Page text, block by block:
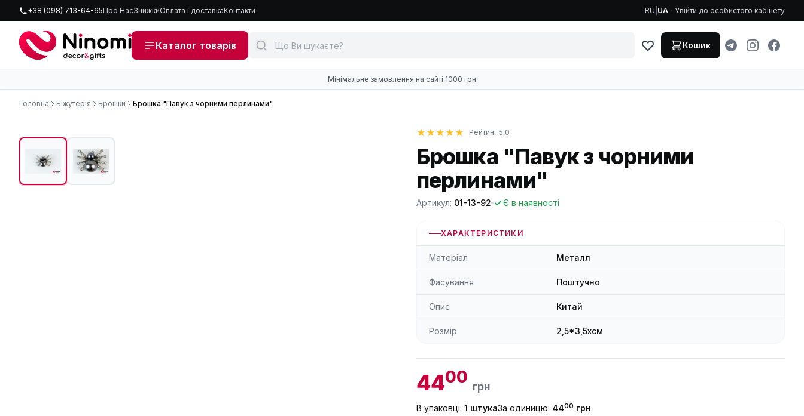
+38 (098) 713-64-65Про НасЗнижкиОплата і доставкаКонтакти RU UA · Увійти до особистого кабінету
Каталог товарів Кошик
Мінімальне замовлення на сайті 1000 грн
Головна Біжутерія Брошки Брошка "Павук з чорними перлинами"
Рейтинг 5.0
Брошка "Павук з чорними
перлинами"
Артикул: 01-13-92 Є в наявності
ХАРАКТЕРИСТИКИ
Матеріал Металл
Фасування Поштучно
Опис Китай
Розмір 2,5*3,5xсм
4400 грн
В упаковці: 1 штукаЗа одиницю: 4400 грн